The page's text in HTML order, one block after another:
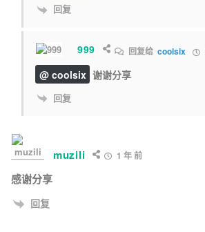
回复
999 回复给coolsix
@ coolsix 谢谢分享
回复
muzili 1 年 前
感谢分享
回复